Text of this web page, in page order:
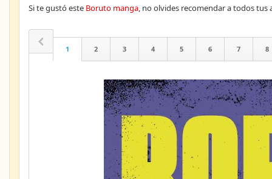
Si te gustó este Boruto manga, no olvides recomendar a todos tus
1 2 3 4 5 6 7 8